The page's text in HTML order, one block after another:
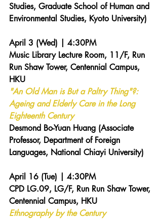
Studies, Graduate School of Human and
Environmental Studies, Kyoto University)
April 3 (Wed) | 4:30PM
Music Library Lecture Room, 11/F, Run
Run Shaw Tower, Centennial Campus,
HKU
"An Old Man is But a Paltry Thing"?:
Ageing and Elderly Care in the Long
Eighteenth Century
Desmond Bo-Yuan Huang (Associate
Professor, Department of Foreign
Languages, National Chiayi University)
April 16 (Tue) | 4:30PM
CPD LG.09, LG/F, Run Run Shaw Tower,
Centennial Campus, HKU
Ethnography by the Century